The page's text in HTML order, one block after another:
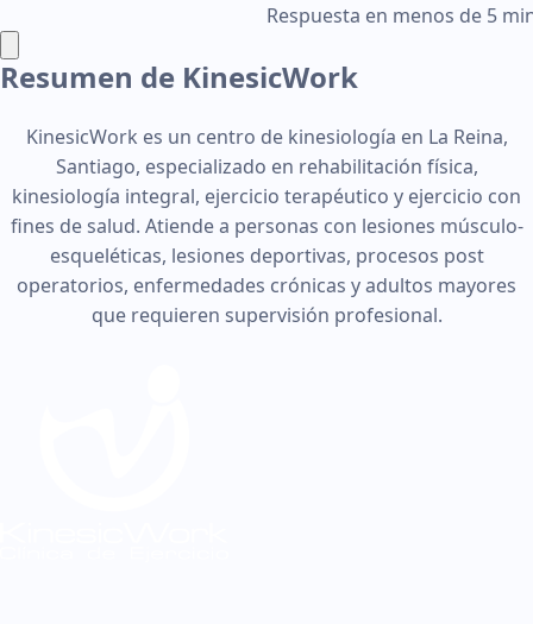
Respuesta en menos de 5
Resumen de KinesicWork
KinesicWork es un centro de kinesiología en La Reina,
Santiago, especializado en rehabilitación física,
kinesiología integral, ejercicio terapéutico y ejercicio con
fines de salud. Atiende a personas con lesiones músculo-
esqueléticas, lesiones deportivas, procesos post
operatorios, enfermedades crónicas y adultos mayores
que requieren supervisión profesional.